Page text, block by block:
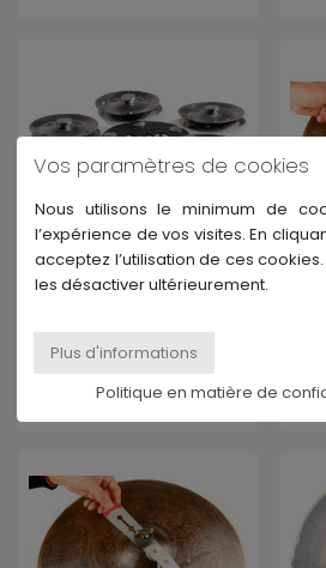
SCHLAGWERK
En Stock Fournisseur -
Expédié sous 3-4 jours
30,44 €
Vos paramètres de cookies
Nous utilisons le minimum de
l’expérience de vos visites. En
acceptez l’utilisation de ces
les désactiver ultérieurement.
Politique en matière de